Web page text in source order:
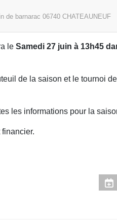
de barnarac 06740 CHATEAUNEUF
le Samedi 27 juin à 13h45
de la saison et le tournoi
les informations pour la